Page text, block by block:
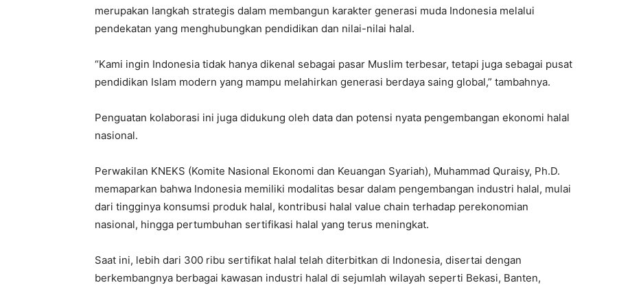
merupakan langkah strategis dalam membangun karakter generasi muda Indonesia melalui
pendekatan yang menghubungkan pendidikan dan nilai-nilai halal.
“Kami ingin Indonesia tidak hanya dikenal sebagai pasar Muslim terbesar, tetapi juga sebagai pusat
pendidikan Islam modern yang mampu melahirkan generasi berdaya saing global,” tambahnya.
Penguatan kolaborasi ini juga didukung oleh data dan potensi nyata pengembangan ekonomi halal
nasional.
Perwakilan KNEKS (Komite Nasional Ekonomi dan Keuangan Syariah), Muhammad Quraisy, Ph.D.
memaparkan bahwa Indonesia memiliki modalitas besar dalam pengembangan industri halal, mulai
dari tingginya konsumsi produk halal, kontribusi halal value chain terhadap perekonomian
nasional, hingga pertumbuhan sertifikasi halal yang terus meningkat.
Saat ini, lebih dari 300 ribu sertifikat halal telah diterbitkan di Indonesia, disertai dengan
berkembangnya berbagai kawasan industri halal di sejumlah wilayah seperti Bekasi, Banten,